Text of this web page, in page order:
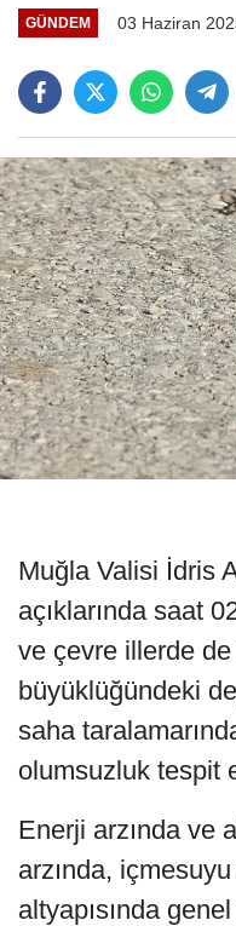
GÜNDEM 03 Haziran
Muğla Valisi İdris
açıklarında saat
ve çevre illerde
büyüklüğündeki
saha
olumsuzluk tespit
Enerji arzında ve
arzında,
altyapısında